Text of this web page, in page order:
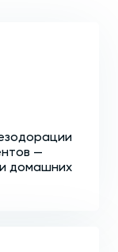
—
домашних